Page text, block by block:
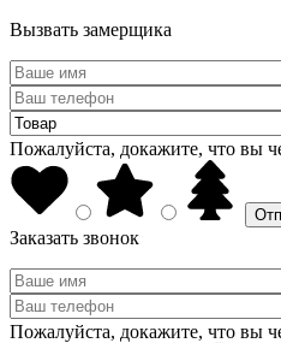
Вызвать замерщика
Пожалуйста, докажите, что вы
Заказать звонок
Пожалуйста, докажите, что вы